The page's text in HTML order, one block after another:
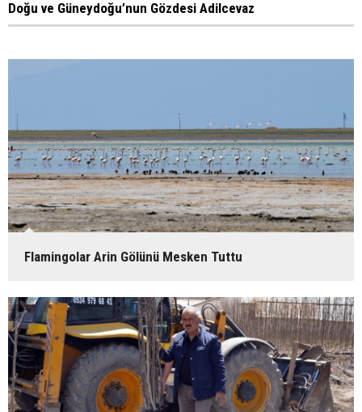
Doğu ve Güneydoğu’nun Gözdesi Adilcevaz
Flamingolar Arin Gölünü Mesken Tuttu